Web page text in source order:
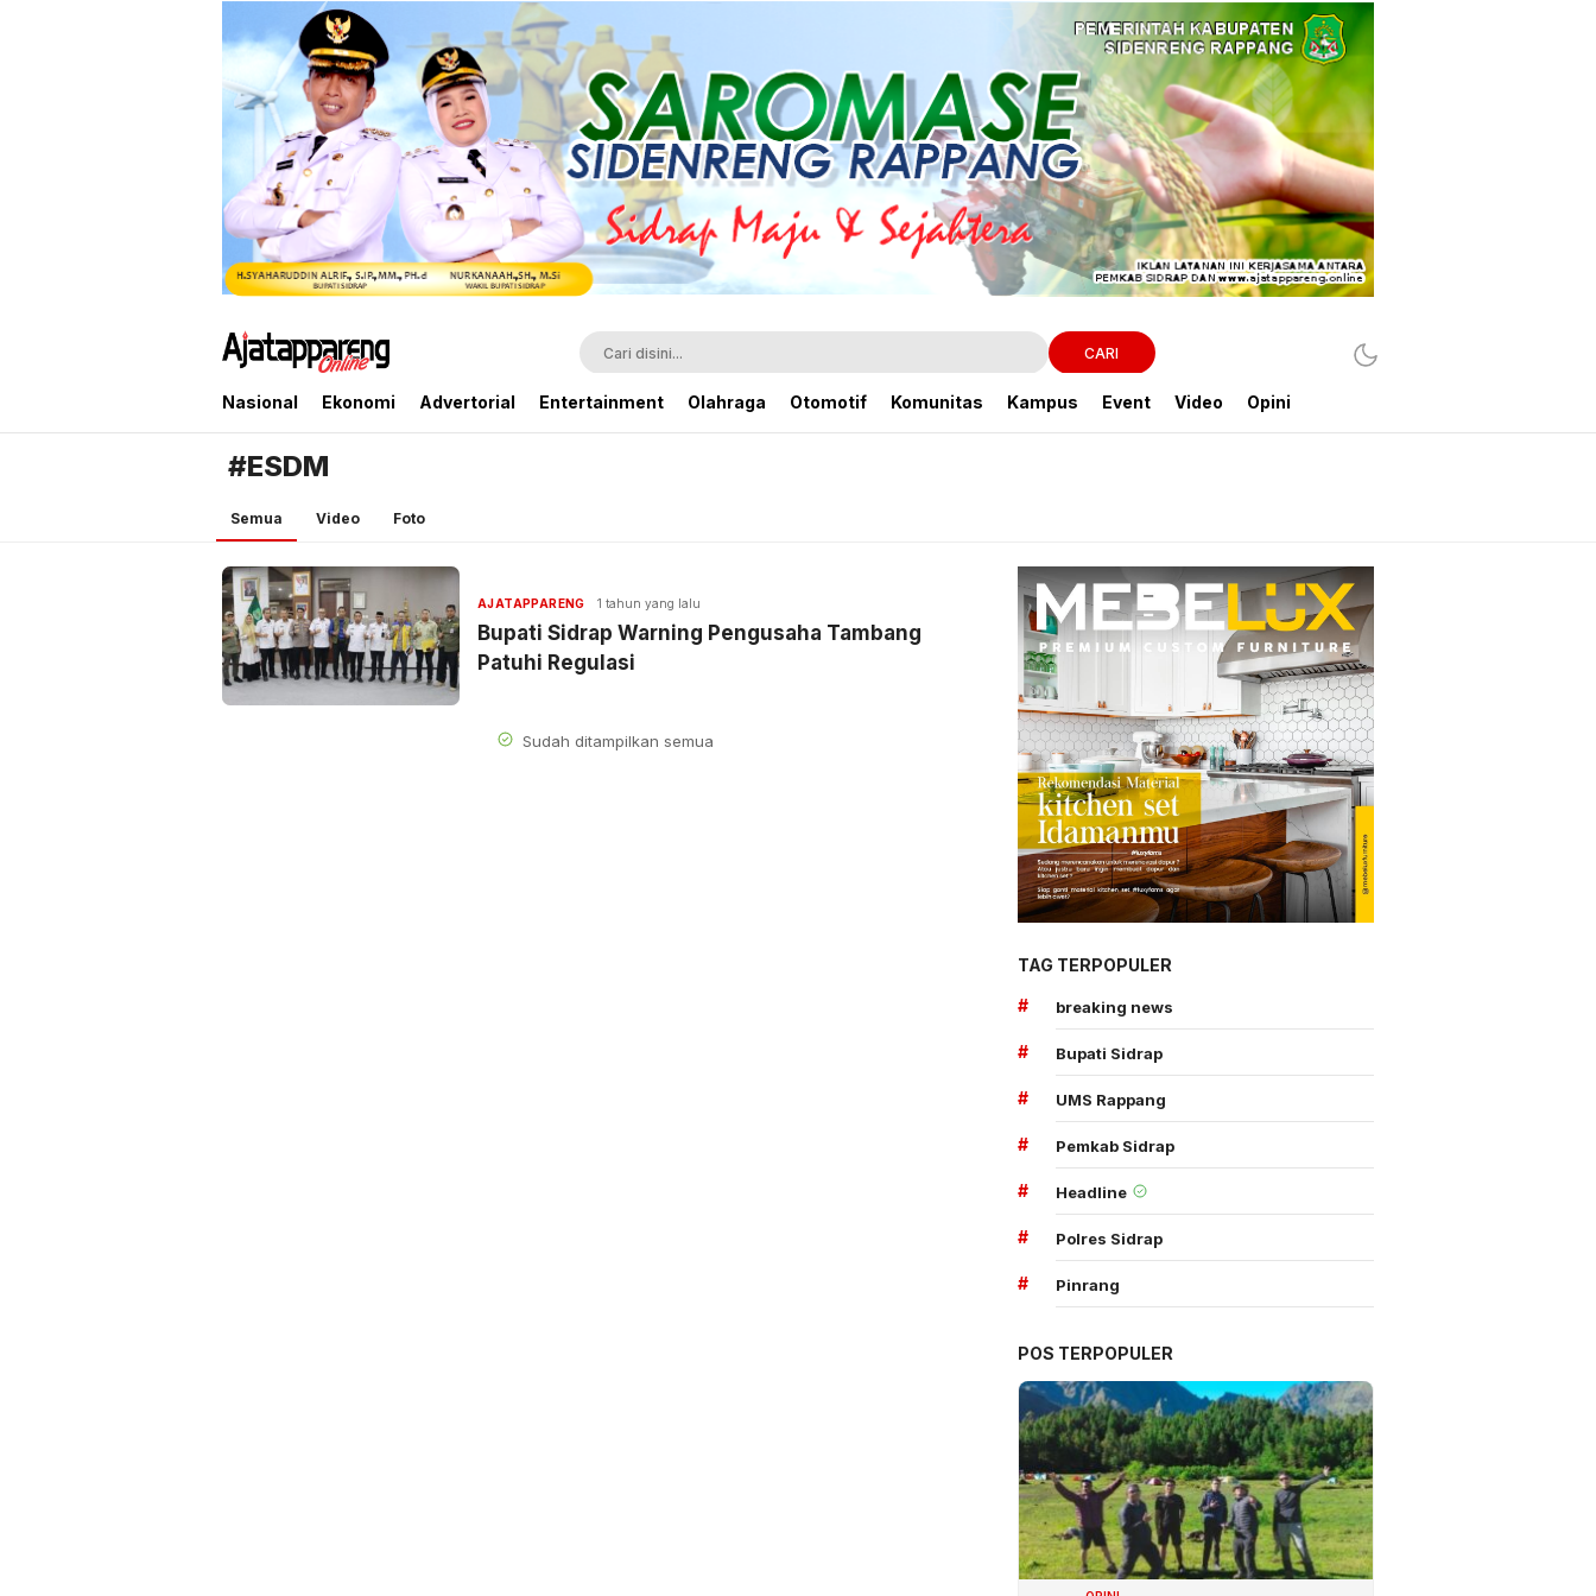
Ajatappareng Online
Media Terpercaya Anda
CARI
Nasional Ekonomi Advertorial Entertainment Olahraga Otomotif Komunitas Kampus Event Video Opini
#ESDM
Semua Video Foto
AJATAPPARENG 1 tahun yang lalu
Bupati Sidrap Warning Pengusaha Tambang
Patuhi Regulasi
Sudah ditampilkan semua
TAG TERPOPULER
#
breaking news
# Bupati Sidrap
# UMS Rappang
# Pemkab Sidrap
# Headline
# Polres Sidrap
# Pinrang
POS TERPOPULER